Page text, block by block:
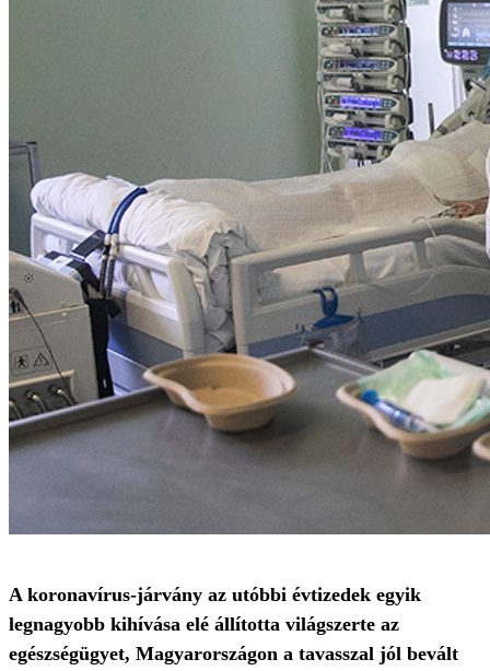
A koronavírus-járvány az utóbbi évtizedek egyik
legnagyobb kihívása elé állította világszerte az
egészségügyet, Magyarországon a tavasszal jól bevált